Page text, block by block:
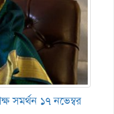
সমর্থন ১৭ নভেম্বর